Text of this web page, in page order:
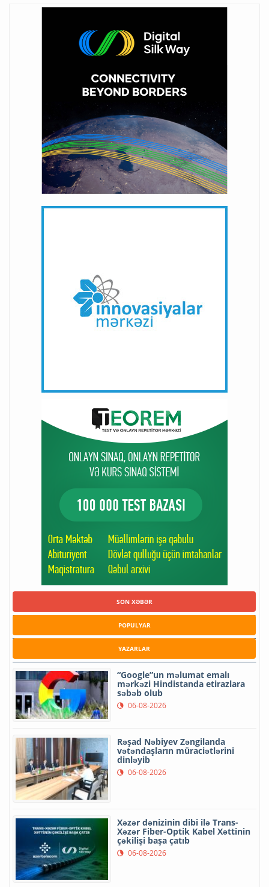
SON XƏBƏR
POPULYAR
YAZARLAR
“Google”un məlumat emalı
mərkəzi Hindistanda etirazlara
səbəb olub
06-08-2026
Rəşad Nəbiyev Zəngilanda
vətəndaşların müraciətlərini
dinləyib
06-08-2026
Xəzər dənizinin dibi ilə Trans-
Xəzər Fiber-Optik Kabel Xəttinin
çəkilişi başa çatıb
06-08-2026